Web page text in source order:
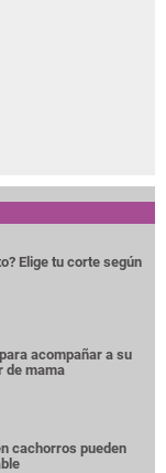
Elige tu corte según
acompañar a su
de mama
cachorros pueden